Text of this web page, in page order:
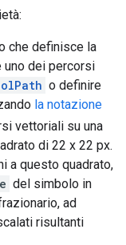
che definisce la
dei percorsi
o definire
la notazione
vettoriali su una
di 22 x 22 px.
a questo quadrato,
del simbolo in
ad
risultanti